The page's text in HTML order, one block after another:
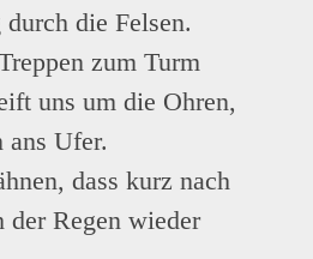
die Felsen.
zum Turm
uns um die Ohren,
ans Ufer.
dass kurz nach
der Regen wieder